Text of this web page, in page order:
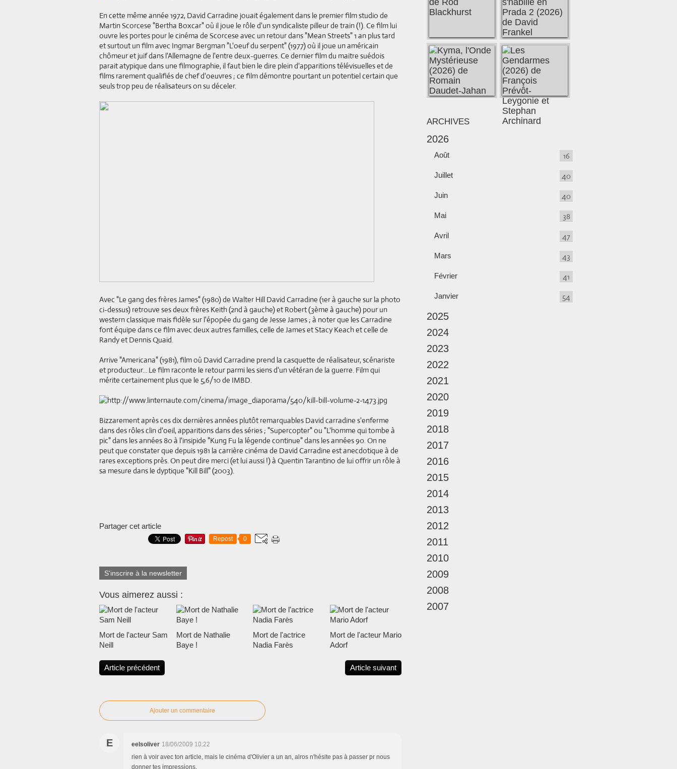
En cette même année 1972, David Carradine jouait également dans le premier film studio de
Martin Scorcese "Bertha Boxcar" où il joue le rôle d'un syndicaliste pilleur de train (!). Ce film lui
ouvre les portes pour le cinéma de Scorcese avec un retour dans "Mean Streets" 1 an plus tard
et surtout un film avec Ingmar Bergman "L'oeuf du serpent" (1977) où il joue un américain
chômeur et juif dans l'Allemagne de l'entre deux-guerres. Ce dernier film du maitre suédois
parait atypique dans une filmographie, il faut bien le dire plein d'apparitions télévisuelles et de
films rarement qualifiés de chef d'oeuvres ; ce film démontre pourtant un potentiel certain que
seuls trop peu de réalisateurs on su déceler.
Avec "Le gang des frères James" (1980) de Walter Hill David Carradine (1er à gauche sur la photo
ci-dessus) retrouve ses deux frères Keith (2nd à gauche) et Robert (3ème à gauche) pour un
western classique mais fidèle sur l'épopée du gang de Jesse James ; à noter que les Carradine
font équipe dans ce film avec deux autres familles, celle de James et Stacy Keach et celle de
Randy et Dennis Quaid.
Arrive "Americana" (1981), film où David Carradine prend la casquette de réalisateur, scénariste
et producteur... Le film raconte le retour parmi les siens d'un vétéran de la guerre. Film qui
mérite certainement plus que le 5,6/10 de IMBD.
Bizzarement après ces dix dernières années plutôt remarquables David carradine s'enferme
dans des rôles clin d'oeil, apparitions dans des séries ; "Supercopter" ou "L'homme qui tombe à
pic" dans les années 80 à l'insipide "Kung Fu la légende continue" dans les années 90. On ne
peut que constater que depuis 1981 la carrière cinéma de David Carradine est anecdotique à de
rares exceptions près. On peut dire merci (et lui aussi !) à Quentin Tarantino de lui offrir un rôle à
sa mesure dans le dyptique "Kill Bill" (2003).
Partager cet article
Repost 0
S'inscrire à la newsletter
Vous aimerez aussi :
Mort de l'acteur Sam
Neill
Mort de Nathalie
Baye !
Mort de l'actrice
Nadia Farès
Mort de l'acteur Mario
Adorf
Article précédent Article suivant
Ajouter un commentaire
E eelsoliver 18/06/2009 10:22
rien à voir avec ton article, mais le cinéma d'Olivier a un an, alros n'hésite pas à passer pr nous
donner tes impressions.
ARCHIVES
2026
Août 16
Juillet 40
Juin 40
Mai 38
Avril 47
Mars 43
Février 41
Janvier 54
2025
2024
2023
2022
2021
2020
2019
2018
2017
2016
2015
2014
2013
2012
2011
2010
2009
2008
2007